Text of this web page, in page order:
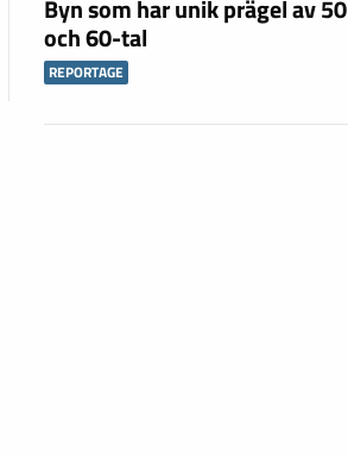
Byn som har unik prägel av 50
och 60-tal
REPORTAGE